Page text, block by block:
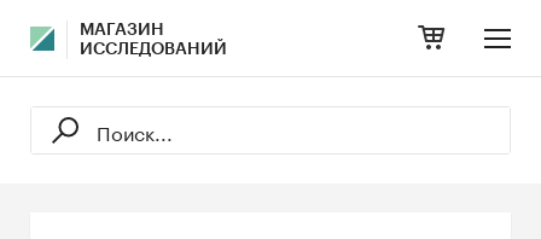
МАГАЗИН
ИССЛЕДОВАНИЙ